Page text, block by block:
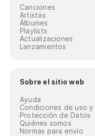
Canciones
Artistas
Álbumes
Playlists
Actualizaciones
Lanzamientos
Sobre el sitio web
Ayuda
Condiciones de uso
Protección de Datos
Quiénes somos
Normas para envío